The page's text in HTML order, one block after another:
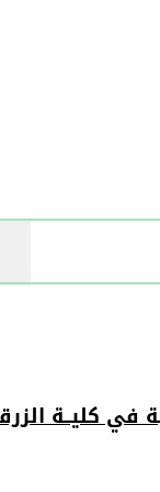
في كليــة